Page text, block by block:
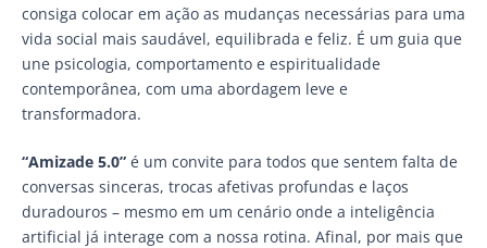
consiga colocar em ação as mudanças necessárias para uma
vida social mais saudável, equilibrada e feliz. É um guia que
une psicologia, comportamento e espiritualidade
contemporânea, com uma abordagem leve e
transformadora.
“Amizade 5.0” é um convite para todos que sentem falta de
conversas sinceras, trocas afetivas profundas e laços
duradouros – mesmo em um cenário onde a inteligência
artificial já interage com a nossa rotina. Afinal, por mais que